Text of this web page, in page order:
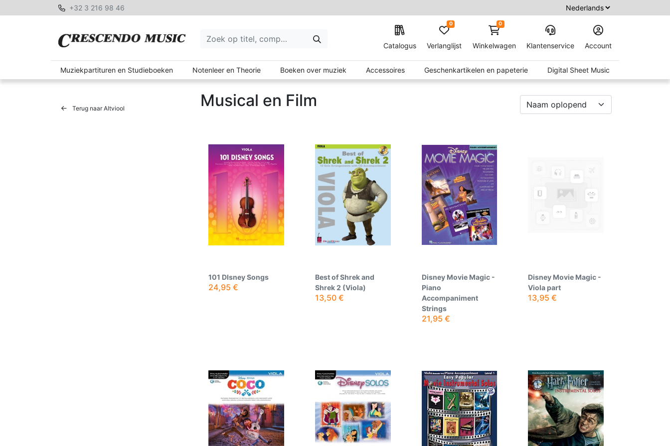
+32 3 216 98 46
Catalogus Verlanglijst
0 0
Winkelwagen Klantenservice Account
Muziekpartituren en Studieboeken Notenleer en Theorie Boeken over muziek Accessoires Geschenkartikelen en papeterie Digital Sheet Music
Terug naar Altviool Musical en Film
101 DIsney Songs
24,95 €
Best of Shrek and
Shrek 2 (Viola)
13,50€
Disney Movie Magic -
Piano
Accompaniment
Strings
21,95 €
Disney Movie Magic -
Viola part
13,95 €